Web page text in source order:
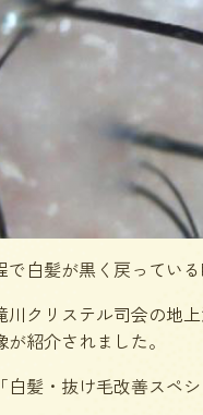
で白髪が黒く戻っている
川クリステル司会の地
紹介されました。
髪・抜け毛改善スペシ